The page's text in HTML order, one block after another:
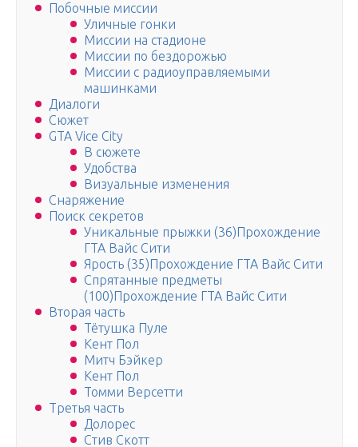
Побочные миссии
Уличные гонки
Миссии на стадионе
Миссии по бездорожью
Миссии с радиоуправляемыми
машинками
Диалоги
Сюжет
GTA Vice City
В сюжете
Удобства
Визуальные изменения
Снаряжение
Поиск секретов
Уникальные прыжки (36)Прохождение
ГТА Вайс Сити
Ярость (35)Прохождение ГТА Вайс Сити
Спрятанные предметы
(100)Прохождение ГТА Вайс Сити
Вторая часть
Тётушка Пуле
Кент Пол
Митч Бэйкер
Кент Пол
Томми Версетти
Третья часть
Долорес
Стив Скотт